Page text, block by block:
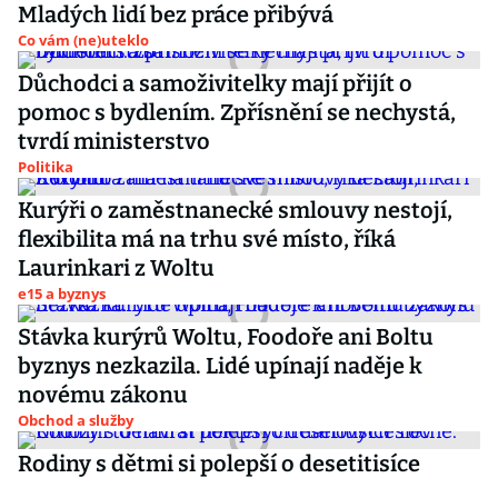
Mladých lidí bez práce přibývá
Co vám (ne)uteklo
Důchodci a samoživitelky mají přijít o
pomoc s bydlením. Zpřísnění se nechystá,
tvrdí ministerstvo
Politika
Kurýři o zaměstnanecké smlouvy nestojí,
flexibilita má na trhu své místo, říká
Laurinkari z Woltu
e15 a byznys
Stávka kurýrů Woltu, Foodoře ani Boltu
byznys nezkazila. Lidé upínají naděje k
novému zákonu
Obchod a služby
Rodiny s dětmi si polepší o desetitisíce